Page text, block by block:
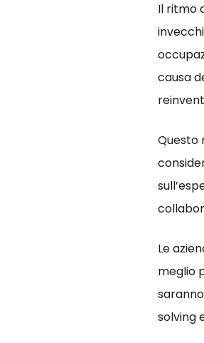
Il ritmo
causa
Questo
Le
meglio
solving